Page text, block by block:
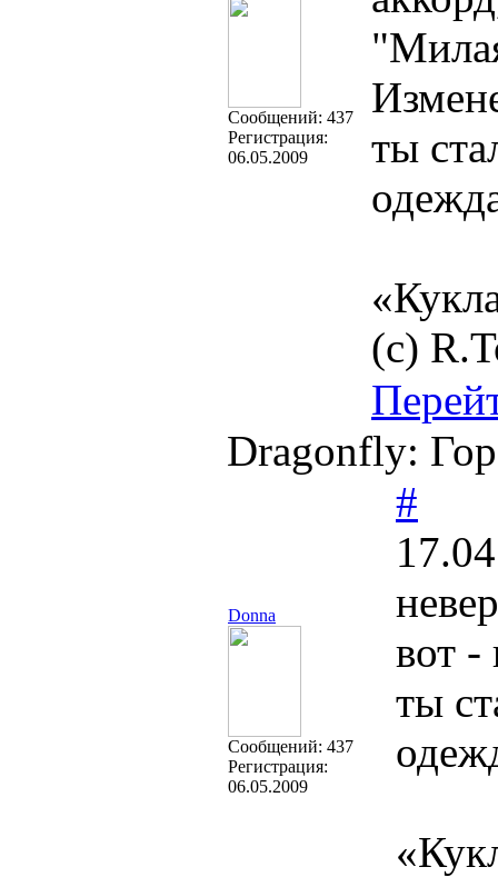
Cообщений: 437
Регистрация:
06.05.2009
ты
(с)
Dragonfly:
Donna
Cообщений: 437
Регистрация:
06.05.2009
#
вот -
ты